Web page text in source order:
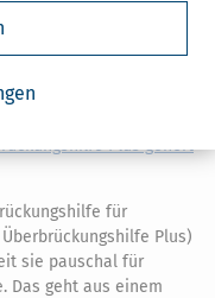
Plus gehört
für
Plus)
sie pauschal für
Das geht aus einem